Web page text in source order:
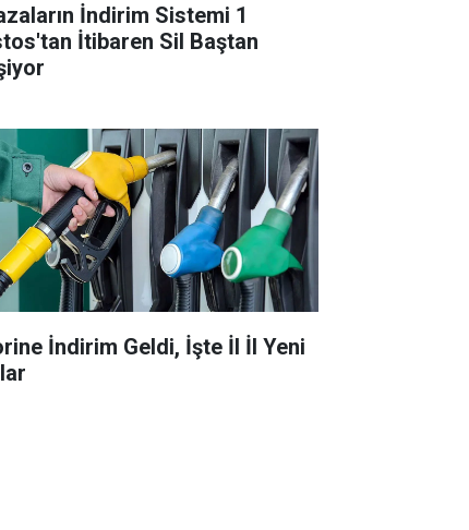
İndirim Sistemi 1
İtibaren Sil Baştan
İndirim Geldi, İşte İl İl Yeni